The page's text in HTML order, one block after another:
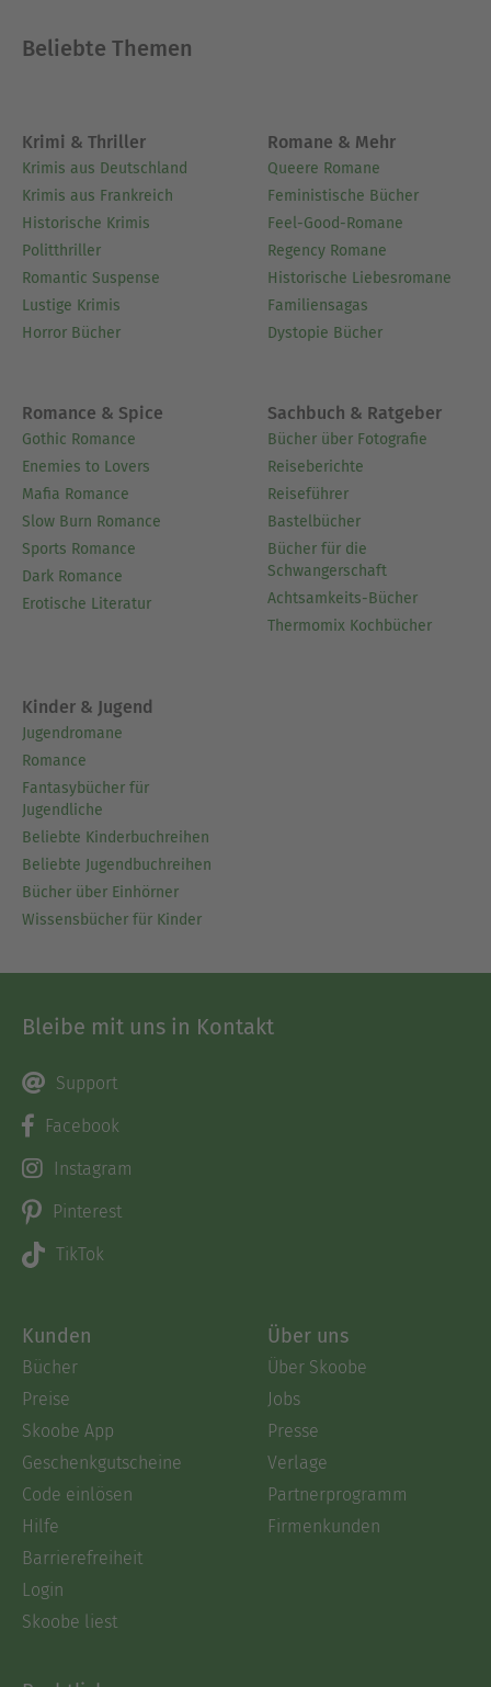
Beliebte Themen
Krimi & Thriller
Krimis aus Deutschland
Krimis aus Frankreich
Historische Krimis
Politthriller
Romantic Suspense
Lustige Krimis
Horror Bücher
Romane & Mehr
Queere Romane
Feministische Bücher
Feel-Good-Romane
Regency Romane
Historische Liebesromane
Familiensagas
Dystopie Bücher
Romance & Spice
Gothic Romance
Enemies to Lovers
Mafia Romance
Slow Burn Romance
Sports Romance
Dark Romance
Erotische Literatur
Sachbuch & Ratgeber
Bücher über Fotografie
Reiseberichte
Reiseführer
Bastelbücher
Bücher für die
Schwangerschaft
Achtsamkeits-Bücher
Thermomix Kochbücher
Kinder & Jugend
Jugendromane
Romance
Fantasybücher für
Jugendliche
Beliebte Kinderbuchreihen
Beliebte Jugendbuchreihen
Bücher über Einhörner
Wissensbücher für Kinder
Bleibe mit uns in Kontakt
Support
Facebook
Instagram
Pinterest
TikTok
Kunden
Bücher
Preise
Skoobe App
Geschenkgutscheine
Code einlösen
Hilfe
Barrierefreiheit
Login
Skoobe liest
Über uns
Über Skoobe
Jobs
Presse
Verlage
Partnerprogramm
Firmenkunden